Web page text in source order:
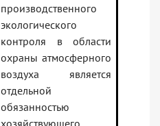
производственного
экологического
контроля в области
охраны атмосферного
воздуха является
отдельной
обязанностью